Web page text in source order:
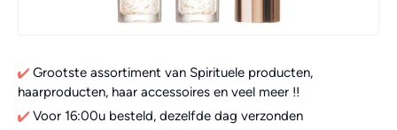
Grootste assortiment van Spirituele producten,
haarproducten, haar accessoires en veel meer !!
Voor 16:00u besteld, dezelfde dag verzonden